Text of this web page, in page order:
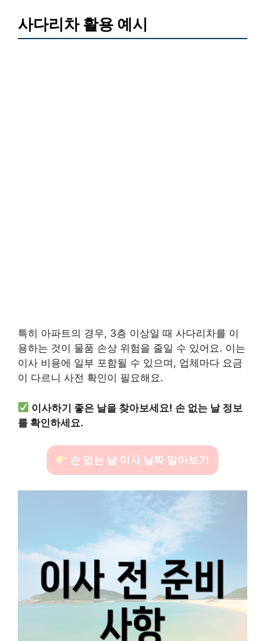
사다리차 활용 예시
특히 아파트의 경우, 3층 이상일 때 사다리차를 이
용하는 것이 물품 손상 위험을 줄일 수 있어요. 이는
이사 비용에 일부 포함될 수 있으며, 업체마다 요금
이 다르니 사전 확인이 필요해요.
이사하기 좋은 날을 찾아보세요! 손 없는 날 정보
를 확인하세요.
손 없는 날 이사 날짜 알아보기